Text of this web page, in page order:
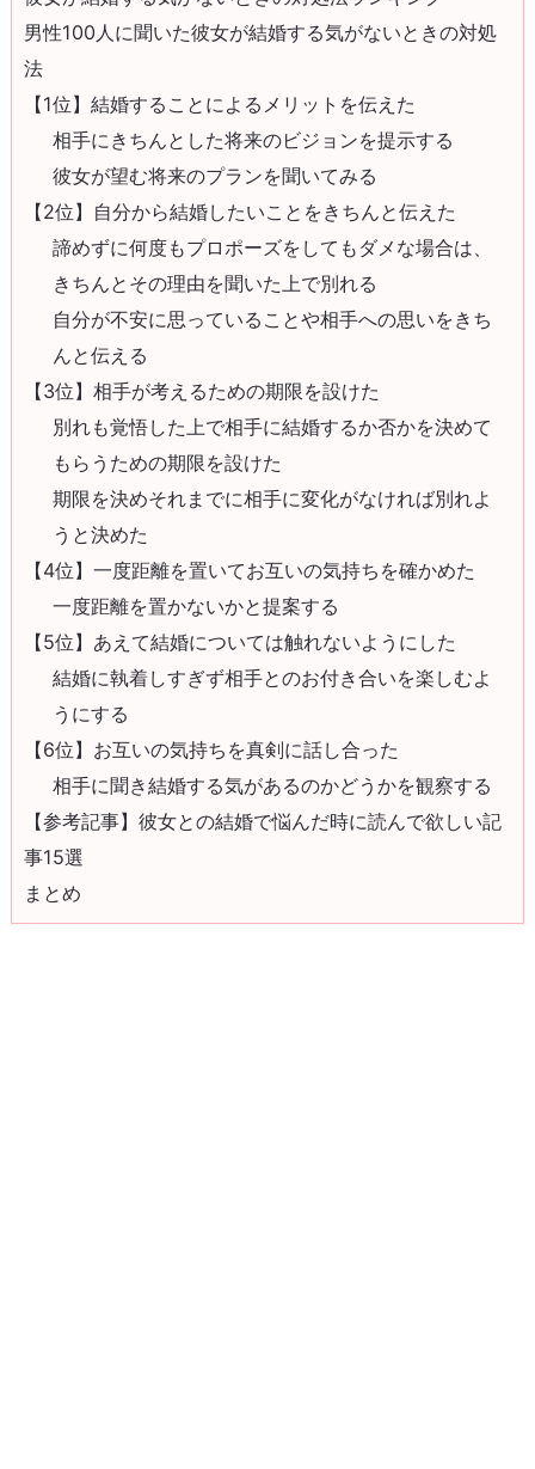
男性100人に聞いた彼女が結婚する気がないときの対処
法
【1位】結婚することによるメリットを伝えた
相手にきちんとした将来のビジョンを提示する
彼女が望む将来のプランを聞いてみる
【2位】自分から結婚したいことをきちんと伝えた
諦めずに何度もプロポーズをしてもダメな場合は、
きちんとその理由を聞いた上で別れる
自分が不安に思っていることや相手への思いをきち
んと伝える
【3位】相手が考えるための期限を設けた
別れも覚悟した上で相手に結婚するか否かを決めて
もらうための期限を設けた
期限を決めそれまでに相手に変化がなければ別れよ
うと決めた
【4位】一度距離を置いてお互いの気持ちを確かめた
一度距離を置かないかと提案する
【5位】あえて結婚については触れないようにした
結婚に執着しすぎず相手とのお付き合いを楽しむよ
うにする
【6位】お互いの気持ちを真剣に話し合った
相手に聞き結婚する気があるのかどうかを観察する
【参考記事】彼女との結婚で悩んだ時に読んで欲しい記
事15選
まとめ